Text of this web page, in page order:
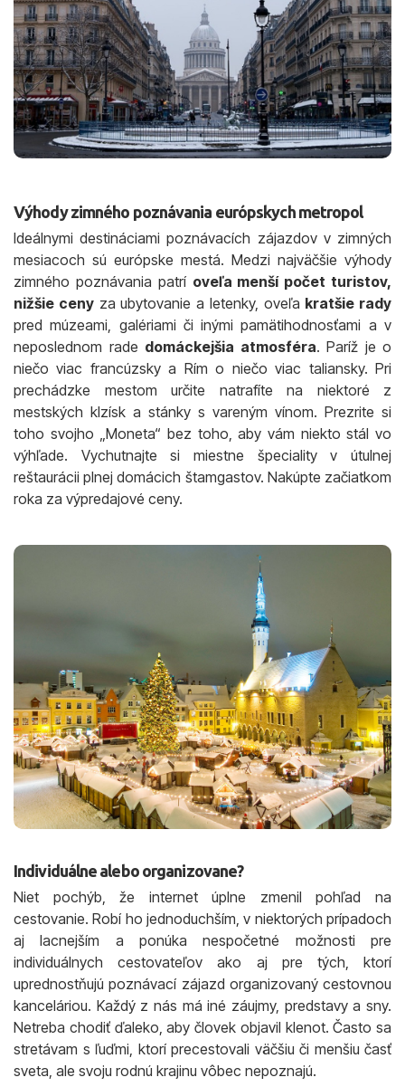
Výhody zimného poznávania európskych metropol
Ideálnymi destináciami poznávacích zájazdov v zimných
mesiacoch sú európske mestá. Medzi najväčšie výhody
zimného poznávania patrí oveľa menší počet turistov,
nižšie cenyza ubytovanie a letenky, oveľa kratšie rady
pred múzeami, galériami či inými pamätihodnosťami a v
neposlednom rade domáckejšia atmosféra. Paríž je o
niečo viac francúzsky a Rím o niečo viac taliansky. Pri
prechádzke mestom určite natrafíte na niektoré z
mestských klzísk a stánky s vareným vínom. Prezrite si
toho svojho „Moneta“ bez toho, aby vám niekto stál vo
výhľade. Vychutnajte si miestne špeciality v útulnej
reštaurácii plnej domácich štamgastov. Nakúpte začiatkom
roka za výpredajové ceny.
Individuálne alebo organizovane?
Niet pochýb, že internet úplne zmenil pohľad na
cestovanie. Robí ho jednoduchším, v niektorých prípadoch
aj lacnejším a ponúka nespočetné možnosti pre
individuálnych cestovateľov ako aj pre tých, ktorí
uprednostňujú poznávací zájazd organizovaný cestovnou
kanceláriou. Každý z nás má iné záujmy, predstavy a sny.
Netreba chodiť ďaleko, aby človek objavil klenot. Často sa
stretávam s ľuďmi, ktorí precestovali väčšiu či menšiu časť
sveta, ale svoju rodnú krajinu vôbec nepoznajú.